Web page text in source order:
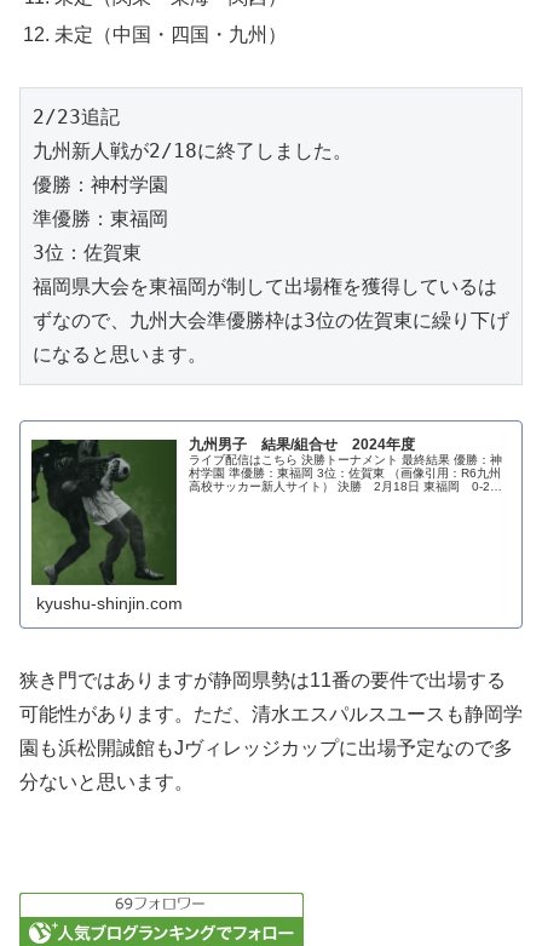
未定（中国・四国・九州）
2/23追記
九州新人戦が2/18に終了しました。
優勝：神村学園
準優勝：東福岡
3位：佐賀東
福岡県大会を東福岡が制して出場権を獲得しているは
ずなので、九州大会準優勝枠は3位の佐賀東に繰り下げ
になると思います。
九州男子 結果/組合せ 2024年度
ライブ配信はこちら 決勝トーナメント 最終結果 優勝：神
村学園 準優勝：東福岡 3位：佐賀東 （画像引用：R6九州
高校サッカー新人サイト） 決勝 2月18日 東福岡 0-2
kyushu-shinjin.com
狭き門ではありますが静岡県勢は11番の要件で出場する
可能性があります。ただ、清水エスパルスユースも静岡学
園も浜松開誠館もJヴィレッジカップに出場予定なので多
分ないと思います。